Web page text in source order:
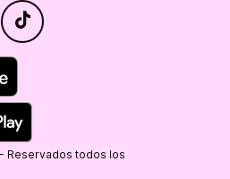
Reservados todos los